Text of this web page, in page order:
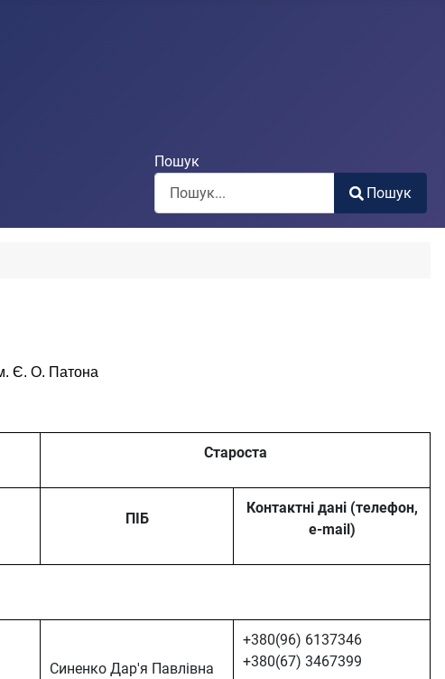
Пошук
Пошук
Є. О. Патона
Староста
ПІБ
Контактні дані (телефон,
e-mail)
Синенко Дар'я Павлівна
+380(96) 6137346
+380(67) 3467399